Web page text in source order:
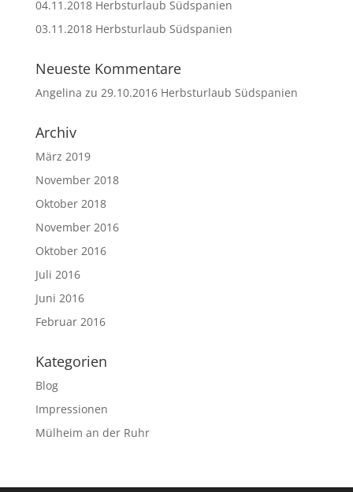
04.11.2018 Herbsturlaub Südspanien
03.11.2018 Herbsturlaub Südspanien
Neueste Kommentare
Angelina zu 29.10.2016 Herbsturlaub Südspanien
Archiv
März 2019
November 2018
Oktober 2018
November 2016
Oktober 2016
Juli 2016
Juni 2016
Februar 2016
Kategorien
Blog
Impressionen
Mülheim an der Ruhr